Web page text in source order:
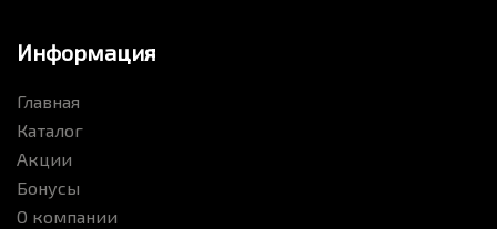
Информация
Главная
Каталог
Акции
Бонусы
О компании